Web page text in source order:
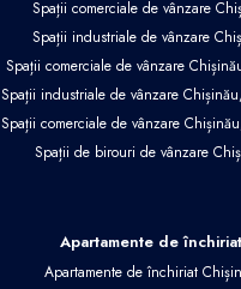
Spații comerciale de vânzare
Spații industriale de vânzare
Spații comerciale de vânzare
Spații industriale de vânzare
Spații comerciale de vânzare
Spații de birouri de vânzare
Apartamente de închiriat
Apartamente de închiriat